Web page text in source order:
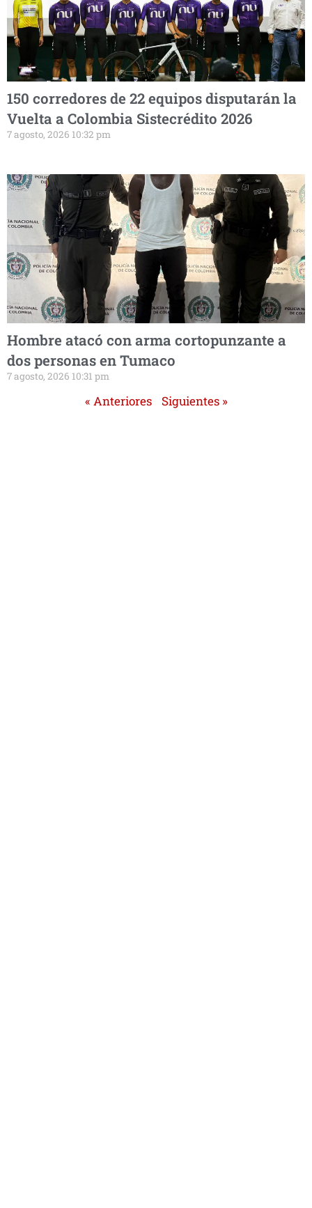
150 corredores de 22 equipos disputarán la
Vuelta a Colombia Sistecrédito 2026
7 agosto, 2026 10:32 pm
Hombre atacó con arma cortopunzante a
dos personas en Tumaco
7 agosto, 2026 10:31 pm
« Anteriores Siguientes »